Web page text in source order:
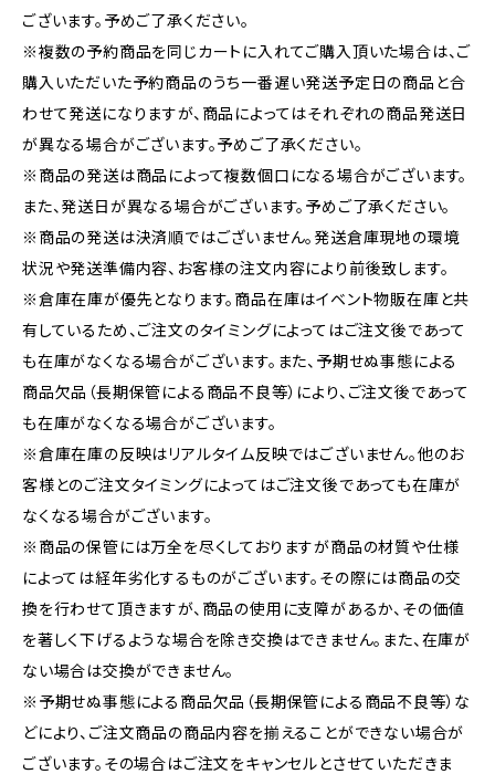
ございます。予めご了承ください。
※複数の予約商品を同じカートに入れてご購入頂いた場合は、ご
購入いただいた予約商品のうち一番遅い発送予定日の商品と合
わせて発送になりますが、商品によってはそれぞれの商品発送日
が異なる場合がございます。予めご了承ください。
※商品の発送は商品によって複数個口になる場合がございます。
また、発送日が異なる場合がございます。予めご了承ください。
※商品の発送は決済順ではございません。発送倉庫現地の環境
状況や発送準備内容、お客様の注文内容により前後致します。
※倉庫在庫が優先となります。商品在庫はイベント物販在庫と共
有しているため、ご注文のタイミングによってはご注文後であって
も在庫がなくなる場合がございます。また、予期せぬ事態による
商品欠品（長期保管による商品不良等）により、ご注文後であって
も在庫がなくなる場合がございます。
※倉庫在庫の反映はリアルタイム反映ではございません。他のお
客様とのご注文タイミングによってはご注文後であっても在庫が
なくなる場合がございます。
※商品の保管には万全を尽くしておりますが商品の材質や仕様
によっては経年劣化するものがございます。その際には商品の交
換を行わせて頂きますが、商品の使用に支障があるか、その価値
を著しく下げるような場合を除き交換はできません。また、在庫が
ない場合は交換ができません。
※予期せぬ事態による商品欠品（長期保管による商品不良等）な
どにより、ご注文商品の商品内容を揃えることができない場合が
ございます。その場合はご注文をキャンセルとさせていただきま